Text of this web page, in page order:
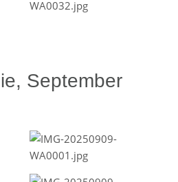
September